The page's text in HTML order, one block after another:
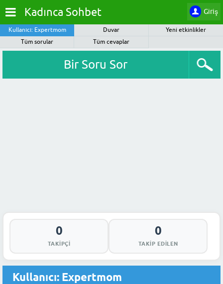
Giriş
Kadınca Sohbet
Kullanıcı: Expertmom Duvar
Yeni etkinlikler
Tüm sorular
Tüm cevaplar
Bir Soru Sor
0
TAKIPÇI
0
TAKIP EDILEN
Kullanıcı: Expertmom